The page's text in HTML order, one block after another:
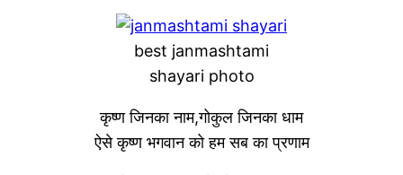
best janmashtami
shayari photo
कृष्ण जिनका नाम,गोकुल जिनका धाम
ऐसे कृष्ण भगवान को हम सब का प्रणाम